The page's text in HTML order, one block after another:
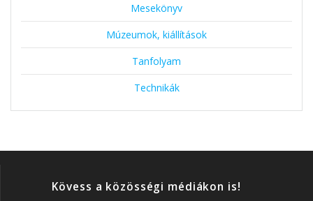
Mesekönyv
Múzeumok, kiállítások
Tanfolyam
Technikák
Kövess a közösségi médiákon is!